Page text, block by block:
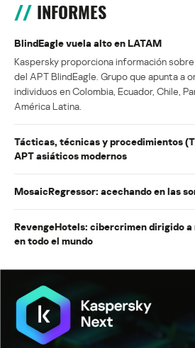
INFORMES
BlindEagle vuela alto en LATAM
Kaspersky proporciona información
del APT BlindEagle. Grupo que apunta a
individuos en Colombia, Ecuador, Chile,
América Latina.
Tácticas, técnicas y procedimientos
APT asiáticos modernos
MosaicRegressor: acechando en las
RevengeHotels: cibercrimen dirigido
en todo el mundo